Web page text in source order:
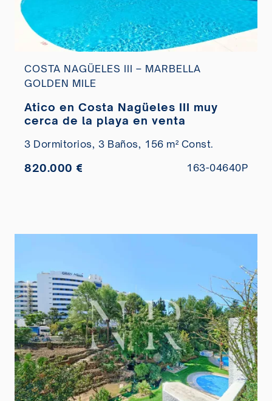
COSTA NAGÜELES III – MARBELLA
GOLDEN MILE
Atico en Costa Nagüeles III muy
cerca de la playa en venta
3 Dormitorios, 3 Baños, 156 m² Const.
820.000 € 163-04640P